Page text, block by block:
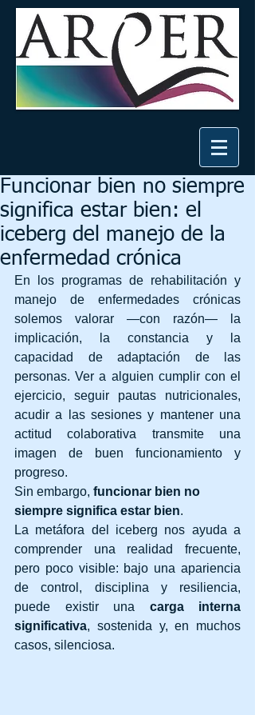
Funcionar bien no siempre
significa estar bien: el
iceberg del manejo de la
enfermedad crónica
En los programas de rehabilitación y
manejo de enfermedades crónicas
solemos valorar —con razón— la
implicación, la constancia y la
capacidad de adaptación de las
personas. Ver a alguien cumplir con el
ejercicio, seguir pautas nutricionales,
acudir a las sesiones y mantener una
actitud colaborativa transmite una
imagen de buen funcionamiento y
progreso.
Sin embargo, funcionar bien no
siempre significa estar bien.
La metáfora del iceberg nos ayuda a
comprender una realidad frecuente,
pero poco visible: bajo una apariencia
de control, disciplina y resiliencia,
puede existir una carga interna
significativa, sostenida y, en muchos
casos, silenciosa.